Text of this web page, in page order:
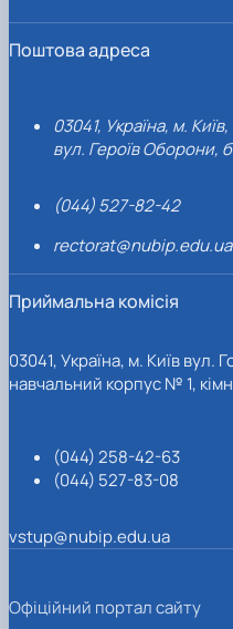
Поштова адреса
03041, Україна, м. Київ,
вул. Героїв Оборони,
(044) 527-82-42
rectorat@nubip.edu.ua
Приймальна комісія
03041, Україна, м. Київ вул.
навчальний корпус № 1,
(044) 258-42-63
(044) 527-83-08
vstup@nubip.edu.ua
Офіційний портал сайту